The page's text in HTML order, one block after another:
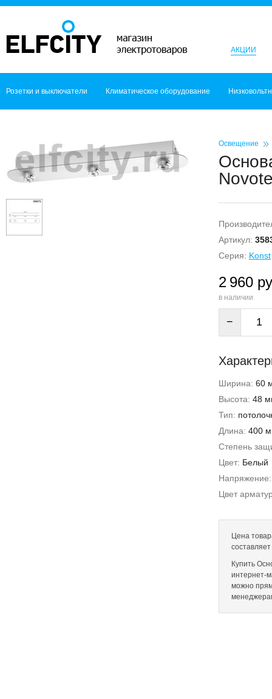
АКЦИИ
Розетки и выключатели Климатическое оборудование
Освещение
Артикул:
Серия: Konst
2 960
в наличии
−
Ширина: 60
Высота: 48
Тип:
Длина: 400
Степень
Цвет: Белый
Цвет
Цена
Купить
интернет-
можно